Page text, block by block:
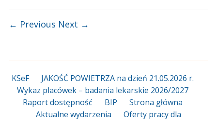
← Previous Next →
KSeF
JAKOŚĆ POWIETRZA na dzień 21.05.2026 r.
Wykaz placówek – badania lekarskie 2026/2027
Raport dostępność
BIP
Strona główna
Aktualne wydarzenia
Oferty pracy dla